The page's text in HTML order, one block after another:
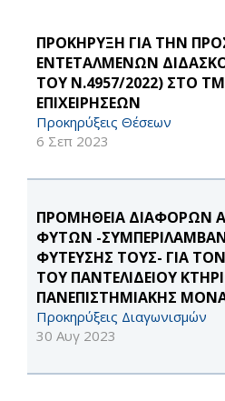
ΠΡΟΚΗΡΥΞΗ ΓΙΑ ΤΗΝ
ΕΝΤΕΤΑΛΜΕΝΩΝ
ΤΟΥ Ν.4957/2022) ΣΤΟ
ΕΠΙΧΕΙΡΗΣΕΩΝ
Προκηρύξεις Θέσεων
6 Σεπ 2023
ΠΡΟΜΗΘΕΙΑ ΔΙΑΦΟΡΩΝ
ΦΥΤΩΝ -
ΦΥΤΕΥΣΗΣ ΤΟΥΣ- ΓΙΑ
ΤΟΥ ΠΑΝΤΕΛΙΔΕΙΟΥ
ΠΑΝΕΠΙΣΤΗΜΙΑΚΗΣ
Προκηρύξεις Διαγωνισμών
30 Αυγ 2023